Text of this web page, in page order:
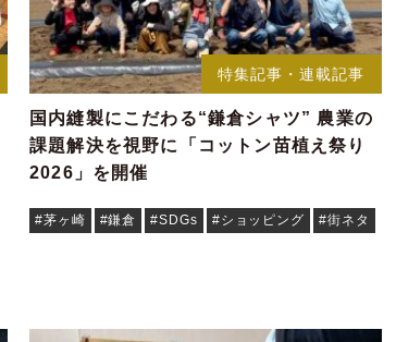
特集記事・連載記事
国内縫製にこだわる“鎌倉シャツ” 農業の
課題解決を視野に「コットン苗植え祭り
2026」を開催
#茅ヶ崎 #鎌倉 #SDGs #ショッピング #街ネタ